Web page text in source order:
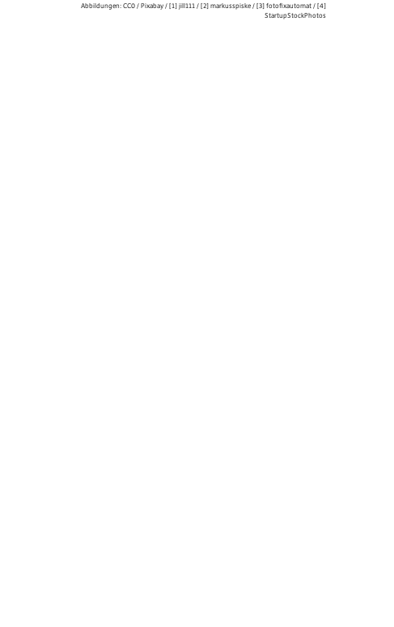
Abbildungen: CC0 / Pixabay / [1] jill111 / [2] markusspiske / [3] fotofixautomat / [4]
StartupStockPhotos